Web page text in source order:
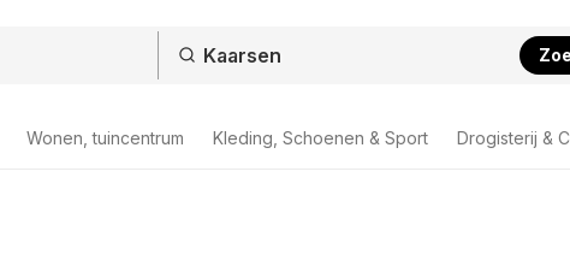
Wonen, tuincentrum Kleding, Schoenen & Sport Drogisterij &